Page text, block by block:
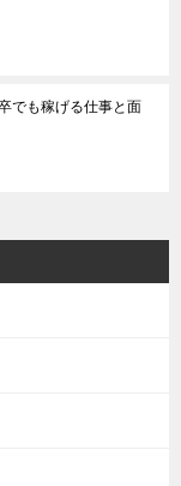
でも稼げる仕事と面